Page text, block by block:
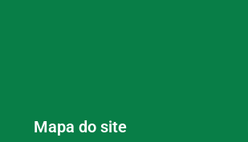
Mapa do site